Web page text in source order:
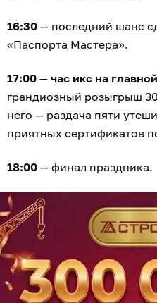
16:30 — последний шанс
«Паспорта Мастера».
17:00 — час икс на
грандиозный розыгрыш
него — раздача пяти
приятных сертификатов
18:00 — финал праздника.